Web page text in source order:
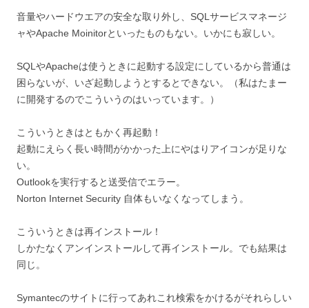
音量やハードウエアの安全な取り外し、SQLサービスマネージ
ャやApache Moinitorといったものもない。いかにも寂しい。
SQLやApacheは使うときに起動する設定にしているから普通は
困らないが、いざ起動しようとするとできない。（私はたまー
に開発するのでこういうのはいっています。）
こういうときはともかく再起動！
起動にえらく長い時間がかかった上にやはりアイコンが足りな
い。
Outlookを実行すると送受信でエラー。
Norton Internet Security 自体もいなくなってしまう。
こういうときは再インストール！
しかたなくアンインストールして再インストール。でも結果は
同じ。
Symantecのサイトに行ってあれこれ検索をかけるがそれらしい